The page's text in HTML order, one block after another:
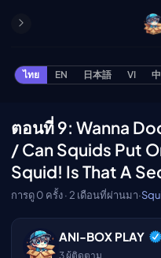
ไทย EN 日本語 VI
🔒
กรุณาเข้าสู่ระบบเพื่อรับชม
ตอนที่ 9: Wanna
/ Can Squids Put
Squid! Is That A
การดู 0 ครั้ง · 2 เดือนที่ผ่านมา·
ANI-BOX PLAY
3ผู้ติดตาม